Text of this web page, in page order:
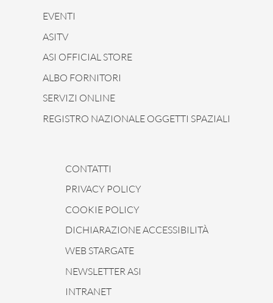
EVENTI
ASITV
ASI OFFICIAL STORE
ALBO FORNITORI
SERVIZI ONLINE
REGISTRO NAZIONALE OGGETTI SPAZIALI
CONTATTI
PRIVACY POLICY
COOKIE POLICY
DICHIARAZIONE ACCESSIBILITÀ
WEB STARGATE
NEWSLETTER ASI
INTRANET